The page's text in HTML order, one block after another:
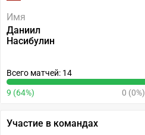
Имя
Даниил
Насибулин
Всего матчей: 14
9 (64%) 0 (0%)
Участие в командах